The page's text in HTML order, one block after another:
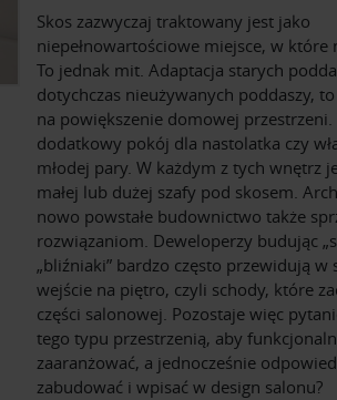
Skos zazwyczaj traktowany jest jako
niepełnowartościowe miejsce, w które
To jednak mit. Adaptacja starych
dotychczas nieużywanych poddaszy,
na powiększenie domowej przestrzeni.
dodatkowy pokój dla nastolatka czy
młodej pary. W każdym z tych wnętrz
małej lub dużej szafy pod skosem.
nowo powstałe budownictwo także
rozwiązaniom. Deweloperzy budując
„bliźniaki” bardzo często przewidują w
wejście na piętro, czyli schody, które
części salonowej. Pozostaje więc
tego typu przestrzenią, aby
zaaranżować, a jednocześnie
zabudować i wpisać w design salonu?